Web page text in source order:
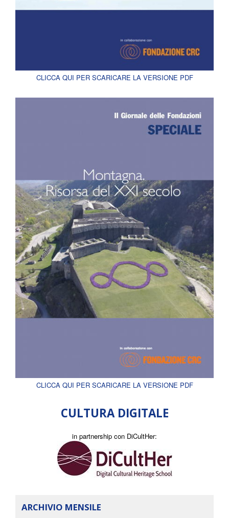
CLICCA QUI PER SCARICARE LA VERSIONE PDF
CLICCA QUI PER SCARICARE LA VERSIONE PDF
CULTURA DIGITALE
in partnership con DiCultHer:
ARCHIVIO MENSILE